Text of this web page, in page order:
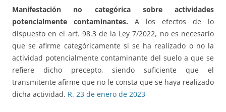
Manifestación no categórica sobre actividades
potencialmente contaminantes. A los efectos de lo
dispuesto en el art. 98.3 de la Ley 7/2022, no es necesario
que se afirme categóricamente si se ha realizado o no la
actividad potencialmente contaminante del suelo a que se
refiere dicho precepto, siendo suficiente que el
transmitente afirme que no le consta que se haya realizado
dicha actividad. R. 23 de enero de 2023